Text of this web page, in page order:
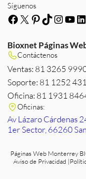
Síguenos
Facebook
X Pinterest
TikTok
Bioxnet Páginas
Contáctenos
Ventas: 81 3265
Soporte: 81 1252
Oficina: 81 1931
Oficinas:
Av Lázaro Cárdenas
1er Sector, 66260
Páginas Web Monterrey
Aviso de Privacidad |